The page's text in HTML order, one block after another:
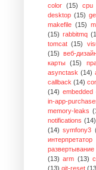
color (15) cpu
desktop (15)
makefile (15)
(15) rabbitmq
tomcat (15)
(15)
веб-
карты
(15)
asynctask (14)
callback (14)
(14) embedded
in-app-
memory-leaks
notifications (14)
(14) symfony3
интерпретатор
развертывание
(13) arm (13)
(13) git-reset